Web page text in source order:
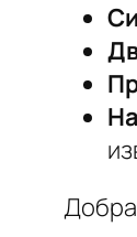
Добра